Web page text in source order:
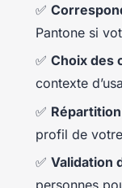
✅
Pantone si
✅ Choix des
contexte
✅
profil de
✅ Validation